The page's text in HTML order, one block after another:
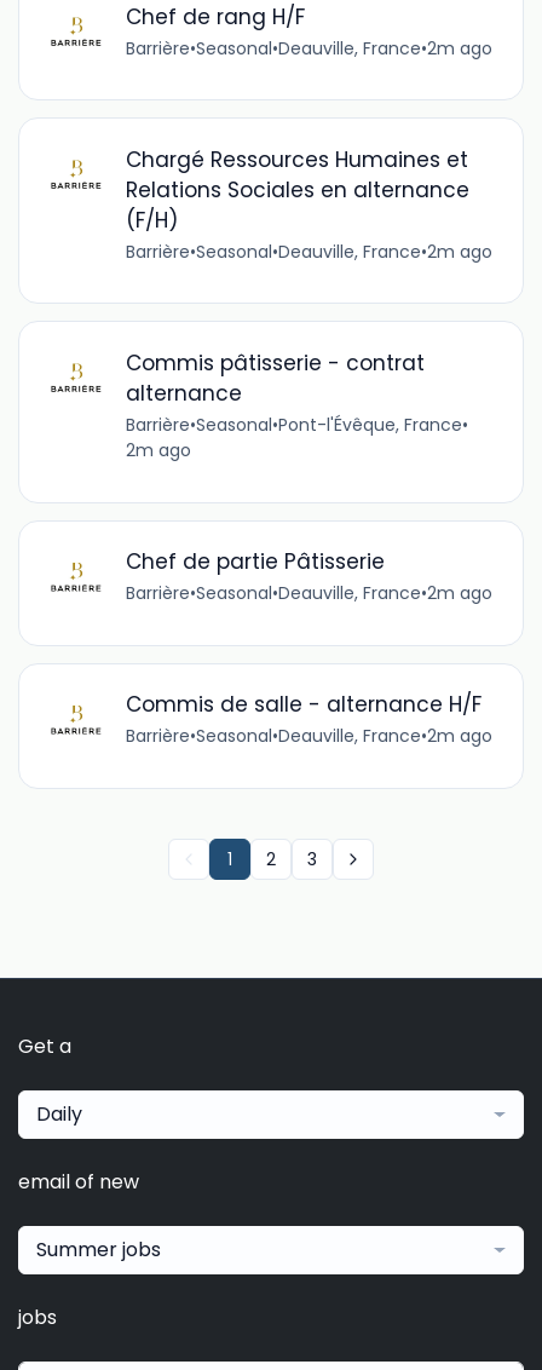
Chef de rang H/F
Barrière•Seasonal•Deauville, France•2m ago
Chargé Ressources Humaines et
Relations Sociales en alternance
(F/H)
Barrière•Seasonal•Deauville, France•2m ago
Commis pâtisserie - contrat
alternance
Barrière•Seasonal•Pont-l'Évêque, France•
2m ago
Chef de partie Pâtisserie
Barrière•Seasonal•Deauville, France•2m ago
Commis de salle - alternance H/F
Barrière•Seasonal•Deauville, France•2m ago
1 2 3
Get a
Daily
email of new
Summer jobs
jobs